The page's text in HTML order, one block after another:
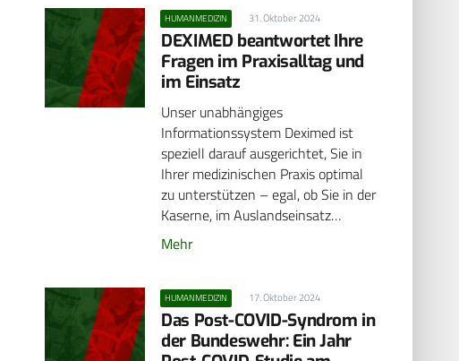
HUMANMEDIZIN 31. Oktober 2024
DEXIMED beantwortet Ihre
Fragen im Praxisalltag und
im Einsatz
Unser unabhängiges
Informationssystem Deximed ist
speziell darauf ausgerichtet, Sie in
Ihrer medizinischen Praxis optimal
zu unterstützen – egal, ob Sie in der
Kaserne, im Auslandseinsatz…
Mehr
HUMANMEDIZIN 17. Oktober 2024
Das Post-COVID-Syndrom in
der Bundeswehr: Ein Jahr